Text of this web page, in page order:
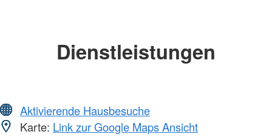
Dienstleistungen
Aktivierende Hausbesuche
Karte: Link zur Google Maps Ansicht